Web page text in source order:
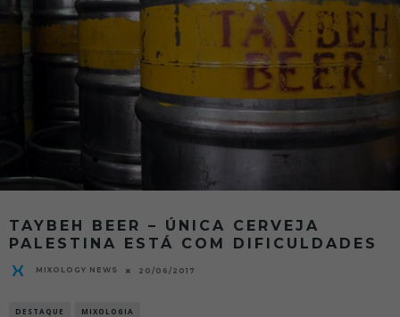
TAYBEH BEER – ÚNICA CERVEJA
PALESTINA ESTÁ COM DIFICULDADES
MIXOLOGY NEWS 20/06/2017
DESTAQUE MIXOLOGIA